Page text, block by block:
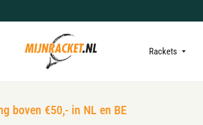
Rackets
€50,- in NL en BE